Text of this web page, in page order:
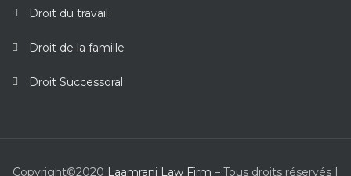
Droit du travail
Droit de la famille
Droit Successoral
Copyright©2020 Laamrani Law Firm – Tous droits réservés |